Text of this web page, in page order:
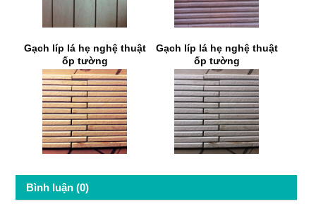
Gạch líp lá hẹ nghệ thuật
ốp tường
Gạch líp lá hẹ nghệ thuật
ốp tường
Bình luận (0)